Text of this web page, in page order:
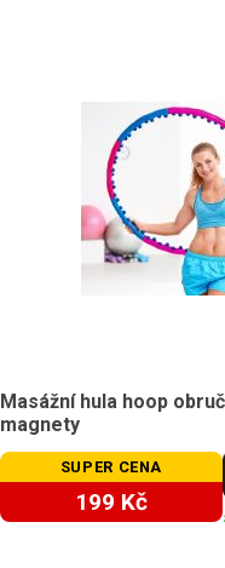
Masážní hula hoop
magnety
SUPER CENA
199 Kč